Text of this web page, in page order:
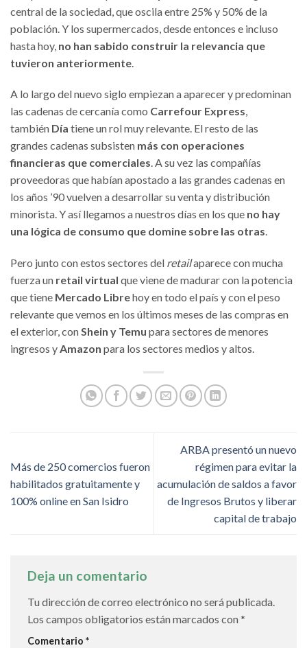
central de la sociedad, que oscila entre 25% y 50% de la
población. Y los supermercados, desde entonces e incluso
hasta hoy, no han sabido construir la relevancia que
tuvieron anteriormente
A lo largo del nuevo siglo empiezan a aparecer y predominan
las cadenas de cercanía como Carrefour Express,
también Día tiene un rol muy relevante. El resto de las
grandes cadenas subsisten más con operaciones
financieras que comerciales. A su vez las compañías
proveedoras que habían apostado a las grandes cadenas en
los años ’90 vuelven a desarrollar su venta y distribución
minorista. Y así llegamos a nuestros días en los que no hay
una lógica de consumo que domine sobre las otras.
Pero junto con estos sectores del retailaparece con mucha
fuerza un retail virtual que viene de madurar con la potencia
que tiene Mercado Librehoy en todo el país y con el peso
relevante que vemos en los últimos meses de las compras en
el exterior, conShein y Temu para sectores de menores
ingresos yAmazon para los sectores medios y altos.
Más de 250 comercios fueron
habilitados gratuitamente y
100% online en San Isidro
ARBA presentó un nuevo
régimen para evitar la
acumulación de saldos a favor
de Ingresos Brutos y liberar
capital de trabajo
Deja un comentario
Tu dirección de correo electrónico no será publicada.
Los campos obligatorios están marcados con*
Comentario *